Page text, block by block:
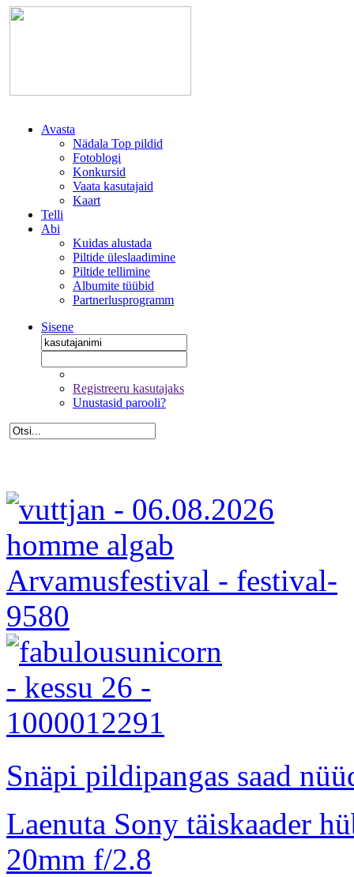
Avasta
Nädala Top pildid
Fotoblogi
Konkursid
Vaata kasutajaid
Kaart
Telli
Abi
Kuidas alustada
Piltide üleslaadimine
Piltide tellimine
Albumite tüübid
Partnerlusprogramm
Sisene
Registreeru kasutajaks
Unustasid parooli?
Snäpi pildipangas saad
Laenuta Sony täiskaader
20mm f/2.8